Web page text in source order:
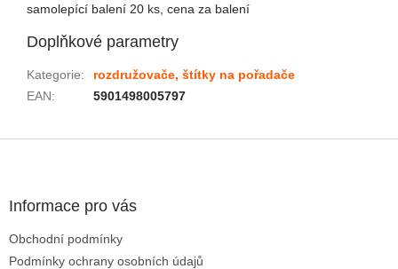
samolepící balení 20 ks, cena za balení
Doplňkové parametry
Kategorie:
rozdružovače, štítky na pořadače
EAN: 5901498005797
Informace pro vás
Obchodní podmínky
Podmínky ochrany osobních údajů